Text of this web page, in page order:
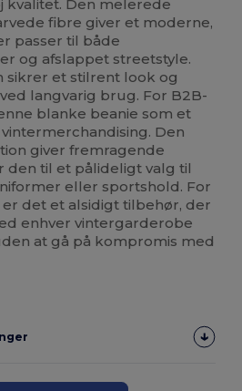
kvalitet. Den melerede
fibre giver et moderne,
passer til både
og afslappet streetstyle.
sikrer et stilrent look og
langvarig brug. For B2B-
blanke beanie som et
Den
giver fremragende
den til et pålideligt valg til
eller sportshold. For
det et alsidigt tilbehør, der
enhver vintergarderobe
at gå på kompromis med